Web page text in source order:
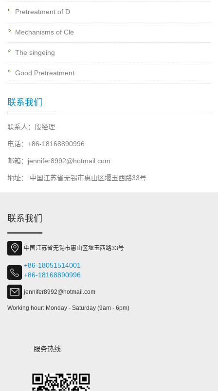
Pretreatment of D
Mechanisms of Cle
The singeing
Good Pretreatment
联系我们
联系人：殷经理
电话：+86-18168890996
邮箱：jennifer8992@hotmail.com
地址： 中国江苏省无锡市惠山区堰玉西路33号
联系我们
中国江苏省无锡市惠山区堰玉西路33号
+86-18051514001
+86-18168890996
jennifer8992@hotmail.com
Working hour: Monday - Saturday (9am - 6pm)
服务热线: